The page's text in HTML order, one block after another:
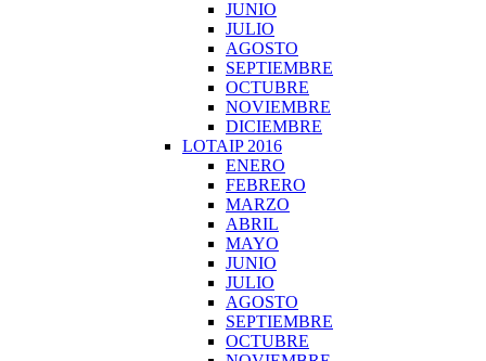
JUNIO
JULIO
AGOSTO
SEPTIEMBRE
OCTUBRE
NOVIEMBRE
DICIEMBRE
LOTAIP 2016
ENERO
FEBRERO
MARZO
ABRIL
MAYO
JUNIO
JULIO
AGOSTO
SEPTIEMBRE
OCTUBRE